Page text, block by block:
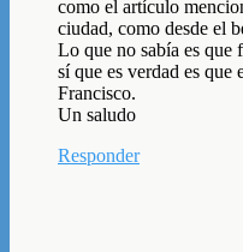
como el artículo
ciudad, como desde el
Lo que no sabía es que
sí que es verdad es que
Francisco.
Un saludo
Responder